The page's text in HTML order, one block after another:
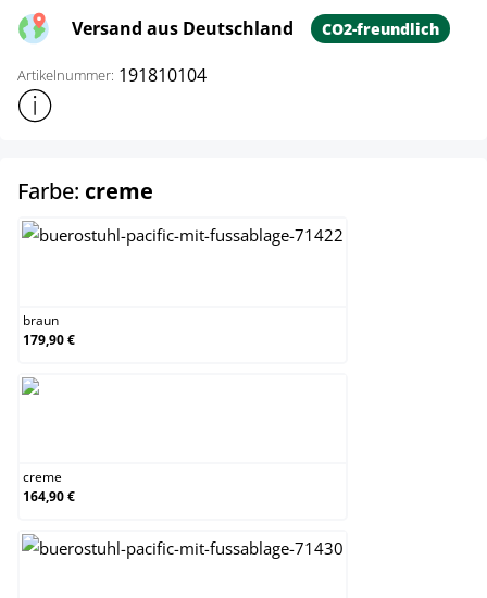
Versand aus Deutschland CO2-freundlich
Artikelnummer: 191810104
Weitere Produktinformationen anzeigen
Farbe: creme
braun
179,90 €
creme
164,90 €